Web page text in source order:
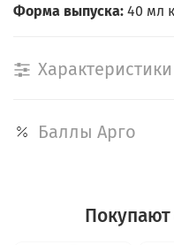
Форма выпуска: 40 мл
Характеристики
Баллы Арго
Покупают